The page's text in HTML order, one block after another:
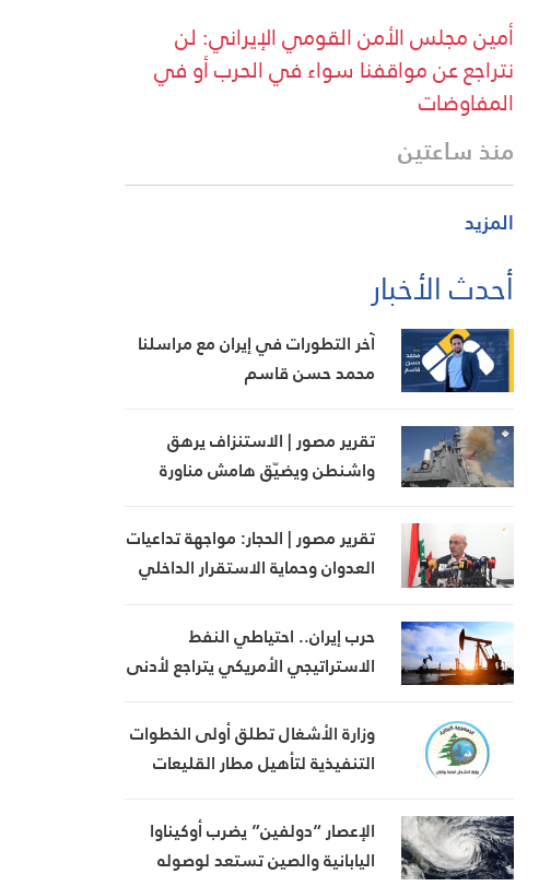
أمين مجلس الأمن القومي الإيراني: لن
نتراجع عن مواقفنا سواء في الحرب أو في
المفاوضات
منذ ساعتين
المزيد
أحدث الأخبار
آخر التطورات في إيران مع مراسلنا
محمد حسن قاسم
تقرير مصور | الاستنزاف يرهق
واشنطن ويضيّق هامش مناورة
تقرير مصور | الحجار: مواجهة تداعيات
العدوان وحماية الاستقرار الداخلي
حرب إيران.. احتياطي النفط
الاستراتيجي الأمريكي يتراجع لأدنى
وزارة الأشغال تطلق أولى الخطوات
التنفيذية لتأهيل مطار القليعات
الإعصار “دولفين” يضرب أوكيناوا
اليابانية والصين تستعد لوصوله